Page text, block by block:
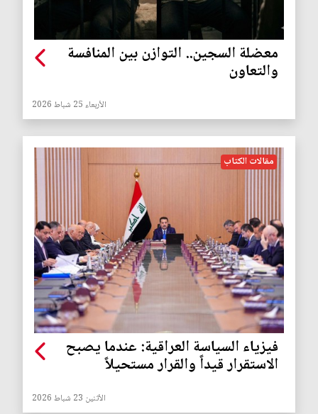
معضلة السجين.. التوازن بين المنافسة
والتعاون
الأربعاء 25 شباط 2026
مقالات الكتاب
فيزياء السياسة العراقية: عندما يصبح
الاستقرار قيداً والقرار مستحيلاً
الأثنين 23 شباط 2026